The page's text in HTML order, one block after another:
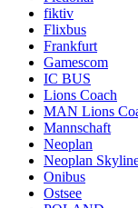
fiktiv
Flixbus
Frankfurt
Gamescom
IC BUS
Lions Coach
MAN Lions
Mannschaft
Neoplan
Neoplan
Onibus
Ostsee